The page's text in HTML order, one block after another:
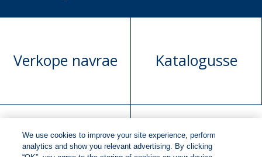
Verkope navrae Katalogusse
Manuskrip Versoek boekregte
We use cookies to improve your site experience, perform
analytics and show you relevant advertising. By clicking